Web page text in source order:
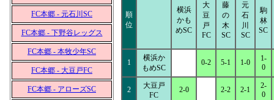
FC本郷 - 元石川SC
FC本郷 - 下野谷レッグス
FC本郷 - 本牧少年SC
FC本郷 - 大豆戸FC
FC本郷 - アローズSC
順
位
横浜
かも
めSC
大
豆
戸
FC
藤
の
木
SC
元
石
川
SC
駒
林
SC
1
横浜か
もめSC
0-2 5-1 1-0
1-
0
2
大豆戸
FC
2-0 2-2 2-1
2-
0